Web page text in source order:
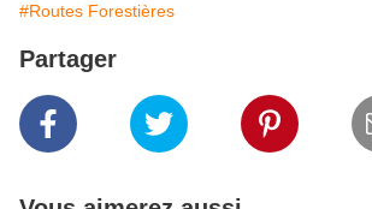
#Routes Forestières
Partager